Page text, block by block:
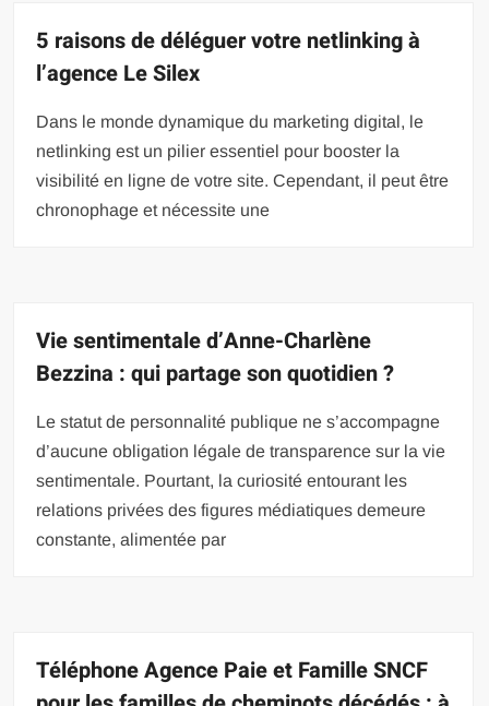
5 raisons de déléguer votre netlinking à
l’agence Le Silex
Dans le monde dynamique du marketing digital, le
netlinking est un pilier essentiel pour booster la
visibilité en ligne de votre site. Cependant, il peut être
chronophage et nécessite une
Vie sentimentale d’Anne-Charlène
Bezzina : qui partage son quotidien ?
Le statut de personnalité publique ne s’accompagne
d’aucune obligation légale de transparence sur la vie
sentimentale. Pourtant, la curiosité entourant les
relations privées des figures médiatiques demeure
constante, alimentée par
Téléphone Agence Paie et Famille SNCF